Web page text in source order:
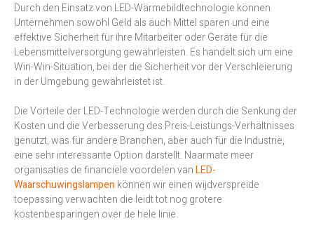
Durch den Einsatz von LED-Wärmebildtechnologie können
Unternehmen sowohl Geld als auch Mittel sparen und eine
effektive Sicherheit für ihre Mitarbeiter oder Geräte für die
Lebensmittelversorgung gewährleisten. Es handelt sich um eine
Win-Win-Situation, bei der die Sicherheit vor der Verschleierung
in der Umgebung gewährleistet ist.
Die Vorteile der LED-Technologie werden durch die Senkung der
Kosten und die Verbesserung des Preis-Leistungs-Verhältnisses
genutzt, was für andere Branchen, aber auch für die Industrie,
eine sehr interessante Option darstellt. Naarmate meer
organisaties de financiële voordelen vanLED-
Waarschuwingslampen können wir einen wijdverspreide
toepassing verwachten die leidt tot nog grotere
kostenbesparingen over de hele linie.